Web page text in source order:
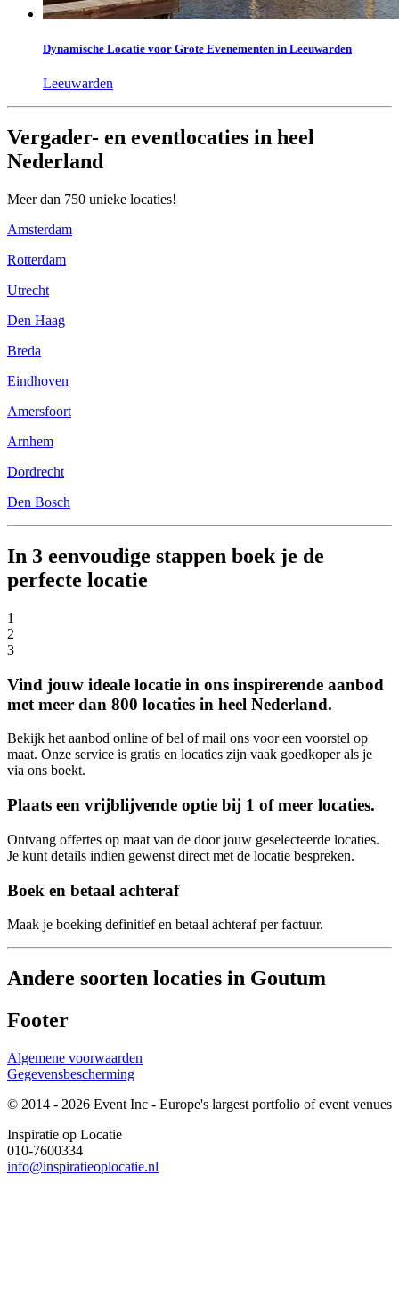
Dynamische Locatie voor Grote Evenementen in Leeuwarden
Leeuwarden
Vergader- en eventlocaties in heel
Nederland
Meer dan 750 unieke locaties!
Amsterdam
Rotterdam
Utrecht
Den Haag
Breda
Eindhoven
Amersfoort
Arnhem
Dordrecht
Den Bosch
In 3 eenvoudige stappen boek je de
perfecte locatie
1
2
3
Vind jouw ideale locatie in ons inspirerende aanbod
met meer dan 800 locaties in heel Nederland.
Bekijk het aanbod online of bel of mail ons voor een voorstel op
maat. Onze service is gratis en locaties zijn vaak goedkoper als je
via ons boekt.
Plaats een vrijblijvende optie bij 1 of meer locaties.
Ontvang offertes op maat van de door jouw geselecteerde locaties.
Je kunt details indien gewenst direct met de locatie bespreken.
Boek en betaal achteraf
Maak je boeking definitief en betaal achteraf per factuur.
Andere soorten locaties in Goutum
Footer
Algemene voorwaarden
Gegevensbescherming
© 2014 - 2026 Event Inc - Europe's largest portfolio of event venues
Inspiratie op Locatie
010-7600334
info@inspiratieoplocatie.nl